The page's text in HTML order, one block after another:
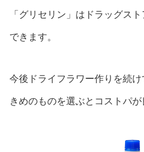
「グリセリン」はドラッグス
できます。
今後ドライフラワー作りを続
きめのものを選ぶとコストパが